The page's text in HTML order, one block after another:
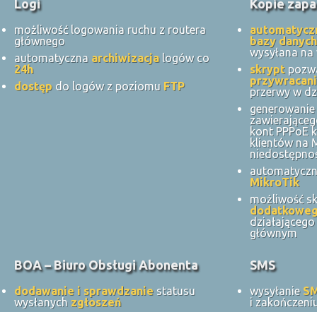
Logi
możliwość logowania ruchu z routera
głównego
automatyczna archiwizacjalogów co
24h
dostęp do logów z poziomu FTP
Kopie
bazy danych
wysyłana
skrypt
przerwy w
kont PPPoE
klientów na
MikroTik
możliwość
głównym
BOA – Biuro Obsługi Abonenta
dodawanie i sprawdzanie statusu
wysłanych zgłoszeń
SMS
wysyłanie
i